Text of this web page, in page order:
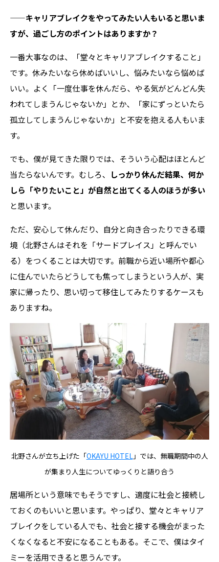
——キャリアブレイクをやってみたい人もいると思いま
すが、過ごし方のポイントはありますか？
一番大事なのは、「堂々とキャリアブレイクすること」
です。休みたいなら休めばいいし、悩みたいなら悩めば
いい。よく「一度仕事を休んだら、やる気がどんどん失
われてしまうんじゃないか」とか、「家にずっといたら
孤立してしまうんじゃないか」と不安を抱える人もいま
す。
でも、僕が見てきた限りでは、そういう心配はほとんど
当たらないんです。むしろ、 しっかり休んだ結果、何か
しら「やりたいこと」が自然と出てくる人のほうが多い
と思います。
ただ、安心して休んだり、自分と向き合ったりできる環
境（北野さんはそれを「サードプレイス」と呼んでい
る）をつくることは大切です。前職から近い場所や都心
に住んでいたらどうしても焦ってしまうという人が、実
家に帰ったり、思い切って移住してみたりするケースも
ありますね。
北野さんが立ち上げた「OKAYU HOTEL 」では、無職期間中の人
が集まり人生についてゆっくりと語り合う
居場所という意味でもそうですし、適度に社会と接続し
ておくのもいいと思います。やっぱり、堂々とキャリア
ブレイクをしている人でも、社会と接する機会がまった
くなくなると不安になることもある。そこで、僕はタイ
ミーを活用できると思うんです。